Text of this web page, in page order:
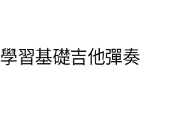
學習基礎吉他彈奏